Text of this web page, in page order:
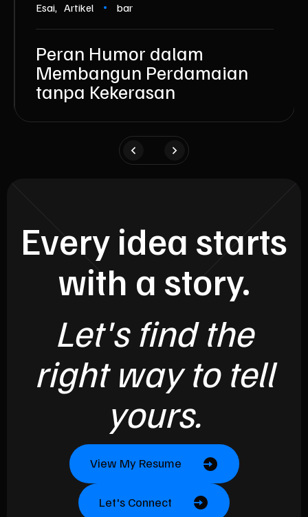
Esai Artikel bar
Peran Humor dalam
Membangun Perdamaian
tanpa Kekerasan
Every idea starts
with a story.
Let's find the
right way to tell
yours.
View My Resume
Let's Connect